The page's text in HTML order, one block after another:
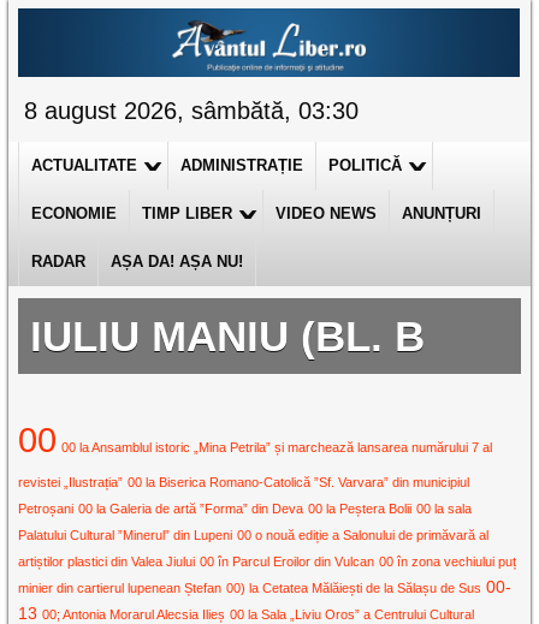
8 august 2026, sâmbătă, 03:30
ACTUALITATE ADMINISTRAȚIE POLITICĂ
ECONOMIE TIMP LIBER VIDEO NEWS ANUNȚURI
RADAR AȘA DA! AȘA NU!
IULIU MANIU (BL. B
00 00 la Ansamblul istoric „Mina Petrila” și marchează lansarea numărului 7 al
revistei „Ilustrația” 00 la Biserica Romano-Catolică ”Sf. Varvara” din municipiul
Petroșani 00 la Galeria de artă ”Forma” din Deva 00 la Peștera Bolii 00 la sala
Palatului Cultural ”Minerul” din Lupeni 00 o nouă ediție a Salonului de primăvară al
artiștilor plastici din Valea Jiului 00 în Parcul Eroilor din Vulcan 00 în zona vechiului puț
minier din cartierul lupenean Ștefan 00) la Cetatea Mălăiești de la Sălașu de Sus 00-
13 00; Antonia Morarul Alecsia Ilieș 00 la Sala „Liviu Oros” a Centrului Cultural